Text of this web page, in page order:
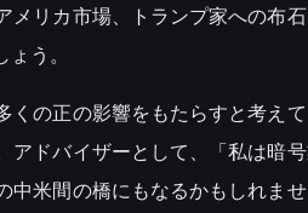
リカ市場、トランプ家への布
う。
くの正の影響をもたらすと考え
ドバイザーとして、「私は暗
中米間の橋にもなるかもしれま